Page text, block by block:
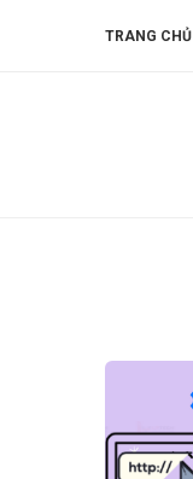
TRANG CHỦ